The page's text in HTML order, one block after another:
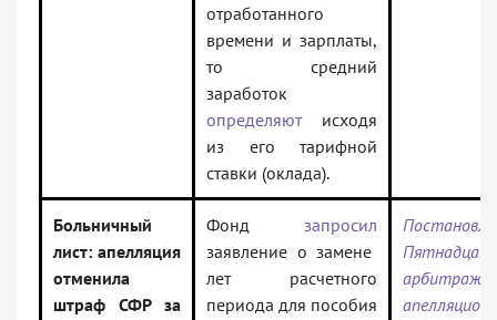
отработанного
времени и зарплаты,
то средний
заработок
определяютисходя
из его тарифной
ставки (оклада).
Больничный
лист: апелляция
отменила
штраф СФР за
Фонд запросил
заявление о замене
лет расчетного
периода для пособия